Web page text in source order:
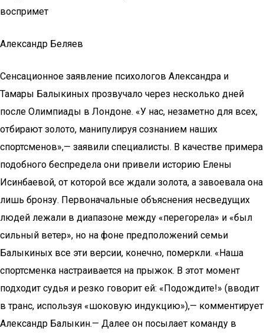
воспримет
Александр Беляев
Сенсационное заявление психологов Александра и
Тамары Балыкиных прозвучало через несколько дней
после Олимпиады в Лондоне. «У нас, незаметно для всех,
отбирают золото, манипулируя сознанием наших
спортсменов»,— заявили специалисты. В качестве примера
подобного беспредела они привели историю Елены
Исинбаевой, от которой все ждали золота, а завоевала она
лишь бронзу. Первоначальные объяснения несведущих
людей лежали в диапазоне между «перегорела» и «был
сильный ветер», но на фоне предположений семьи
Балыкиных все эти версии, конечно, померкли. «Наша
спортсменка настраивается на прыжок. В этот момент
подходит судья и резко говорит ей: «Подождите!» (вводит
в транс, используя «шоковую индукцию»),— комментирует
Александр Балыкин.— Далее он посылает команду в